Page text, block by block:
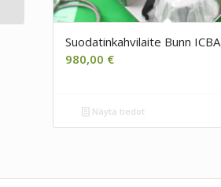
Suodatinkahvilaite Bunn ICBA
980,00 €
Näytä tiedot